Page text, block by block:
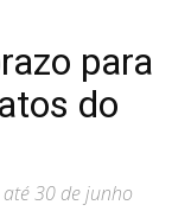
para
do
30 de junho